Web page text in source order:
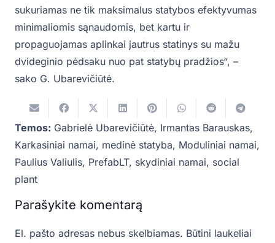
sukuriamas ne tik maksimalus statybos efektyvumas
minimaliomis sąnaudomis, bet kartu ir
propaguojamas aplinkai jautrus statinys su mažu
dvideginio pėdsaku nuo pat statybų pradžios“, –
sako G. Ubarevičiūtė.
Temos: Gabrielė Ubarevičiūtė, Irmantas Barauskas,
Karkasiniai namai, medinė statyba, Moduliniai namai,
Paulius Valiulis, PrefabLT, skydiniai namai, social
plant
Parašykite komentarą
El. pašto adresas nebus skelbiamas. Būtini laukeliai